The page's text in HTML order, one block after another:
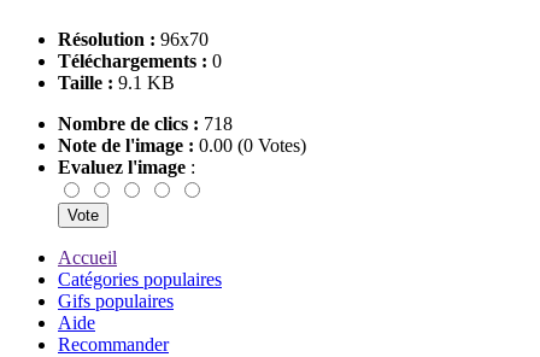
Résolution : 96x70
Téléchargements : 0
Taille : 9.1 KB
Nombre de clics : 718
Note de l'image : 0.00 (0 Votes)
Evaluez l'image :
Accueil
Catégories populaires
Gifs populaires
Aide
Recommander